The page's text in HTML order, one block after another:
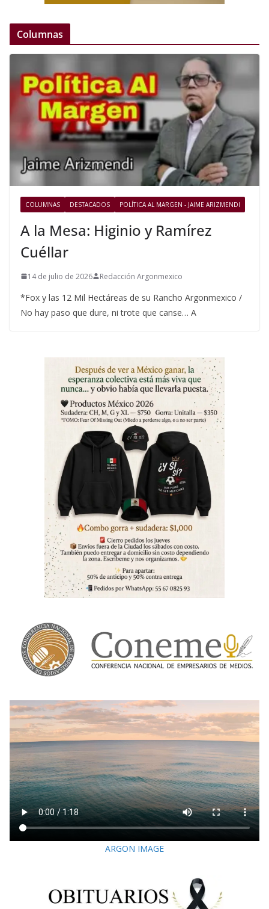
Columnas
COLUMNAS DESTACADOS POLÍTICA AL MARGEN - JAIME ARIZMENDI
A la Mesa: Higinio y Ramírez
Cuéllar
14 de julio de 2026 Redacción Argonmexico
*Fox y las 12 Mil Hectáreas de su Rancho Argonmexico /
No hay paso que dure, ni trote que canse… A
ARGON IMAGE